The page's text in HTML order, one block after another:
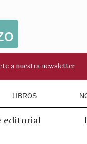
a nuestra newsletter
LIBROS
editorial